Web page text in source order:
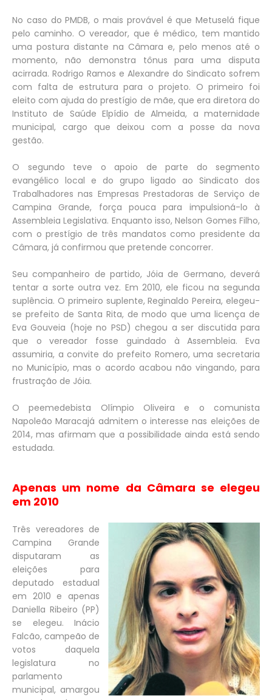
No caso do PMDB, o mais provável é que Metuselá fique
pelo caminho. O vereador, que é médico, tem mantido
uma postura distante na Câmara e, pelo menos até o
momento, não demonstra tônus para uma disputa
acirrada. Rodrigo Ramos e Alexandre do Sindicato sofrem
com falta de estrutura para o projeto. O primeiro foi
eleito com ajuda do prestígio de mãe, que era diretora do
Instituto de Saúde Elpídio de Almeida, a maternidade
municipal, cargo que deixou com a posse da nova
gestão.
O segundo teve o apoio de parte do segmento
evangélico local e do grupo ligado ao Sindicato dos
Trabalhadores nas Empresas Prestadoras de Serviço de
Campina Grande, força pouca para impulsioná-lo à
Assembleia Legislativa. Enquanto isso, Nelson Gomes Filho,
com o prestígio de três mandatos como presidente da
Câmara, já confirmou que pretende concorrer.
Seu companheiro de partido, Jóia de Germano, deverá
tentar a sorte outra vez. Em 2010, ele ficou na segunda
suplência. O primeiro suplente, Reginaldo Pereira, elegeu-
se prefeito de Santa Rita, de modo que uma licença de
Eva Gouveia (hoje no PSD) chegou a ser discutida para
que o vereador fosse guindado à Assembleia. Eva
assumiria, a convite do prefeito Romero, uma secretaria
no Município, mas o acordo acabou não vingando, para
frustração de Jóia.
O peemedebista Olímpio Oliveira e o comunista
Napoleão Maracajá admitem o interesse nas eleições de
2014, mas afirmam que a possibilidade ainda está sendo
estudada.
Apenas um nome da Câmara se elegeu
em 2010
Três vereadores de
Campina Grande
disputaram as
eleições para
deputado estadual
em 2010 e apenas
Daniella Ribeiro (PP)
se elegeu. Inácio
Falcão, campeão de
votos daquela
legislatura no
parlamento
municipal, amargou